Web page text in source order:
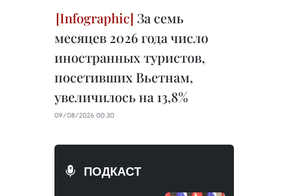
За семь
месяцев 2026 года число
иностранных туристов,
посетивших Вьетнам,
увеличилось на 13,8%
09/08/2026 00:30
ПОДКАСТ